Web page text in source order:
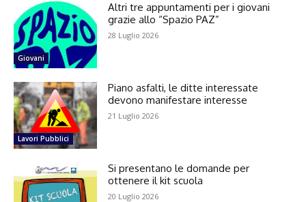
Giovani
Altri tre appuntamenti per i giovani
grazie allo “Spazio PAZ”
28 Luglio 2026
Lavori Pubblici
Piano asfalti, le ditte interessate
devono manifestare interesse
21 Luglio 2026
Si presentano le domande per
ottenere il kit scuola
20 Luglio 2026